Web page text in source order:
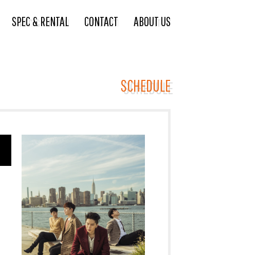
SPEC & RENTAL CONTACT ABOUT US
SCHEDULE